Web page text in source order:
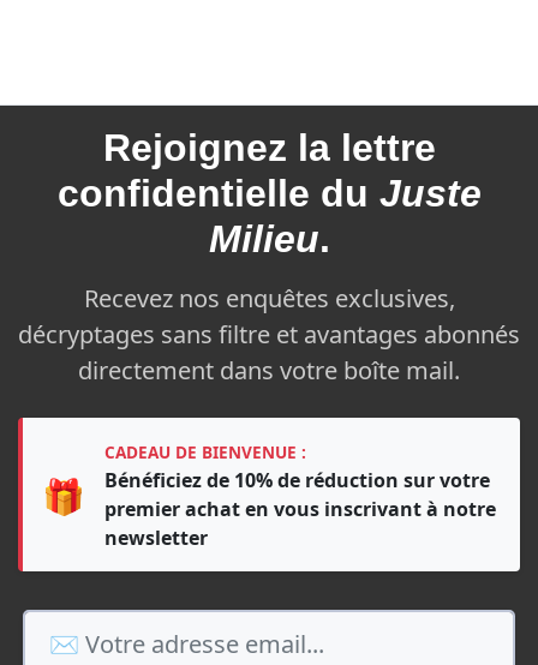
Rejoignez la lettre
confidentielle du Juste
Milieu.
Recevez nos enquêtes exclusives,
décryptages sans filtre et avantages abonnés
directement dans votre boîte mail.
🎁
CADEAU DE BIENVENUE :
Bénéficiez de 10% de réduction sur votre
premier achat en vous inscrivant à notre
newsletter